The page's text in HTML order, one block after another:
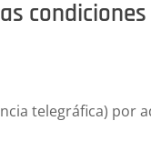
telegráfica) por